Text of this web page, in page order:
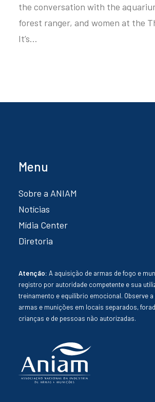
the conversation with the
forest ranger, and women at the
It’s…
Menu
Sobre a ANIAM
Notícias
Mídia Center
Diretoria
Atenção: A aquisição de armas de fogo e
registro por autoridade competente e sua
treinamento e equilíbrio emocional. Observe
armas e munições em locais separados,
crianças e de pessoas não autorizadas.